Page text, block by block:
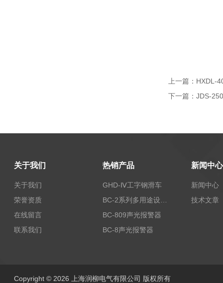
上一篇： HXDL-
下一篇： JDS-
关于我们
关于我们
荣誉资质
在线留言
联系我们
热销产品
GHD-Ⅳ工字钢滑车
BC-809声光报警器
BC-8声光报警器
新闻中心
新闻中心
技术文章
Copyright © 2026 上海润柳电气有限公司 版权所有